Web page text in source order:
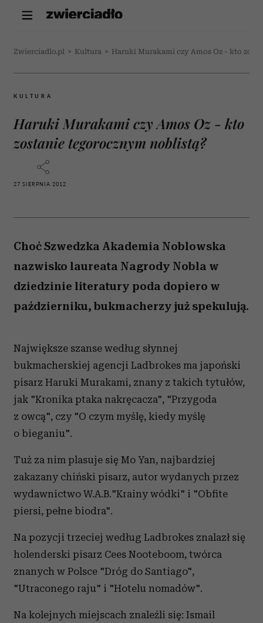
Zwierciadlo.pl > Kultura > Haruki Murakami czy Amos Oz - kto
KULTURA
Haruki Murakami czy Amos Oz - kto
zostanie tegorocznym noblistą?
27 SIERPNIA 2012
Choć Szwedzka Akademia Noblowska
nazwisko laureata Nagrody Nobla w
dziedzinie literatury poda dopiero w
październiku, bukmacherzy już spekulują.
Największe szanse według słynnej
bukmacherskiej agencji Ladbrokes ma japoński
pisarz Haruki Murakami, znany z takich tytułów,
jak "Kronika ptaka nakręcacza", "Przygoda
z owcą", czy "O czym myślę, kiedy myślę
o bieganiu".
Tuż za nim plasuje się Mo Yan, najbardziej
zakazany chiński pisarz, autor wydanych przez
wydawnictwo W.A.B."Krainy wódki" i "Obfite
piersi, pełne biodra".
Na pozycji trzeciej według Ladbrokes znalazł się
holenderski pisarz Cees Nooteboom, twórca
znanych w Polsce "Dróg do Santiago",
"Utraconego raju" i "Hotelu nomadów".
Na kolejnych miejscach znaleźli się: Ismail